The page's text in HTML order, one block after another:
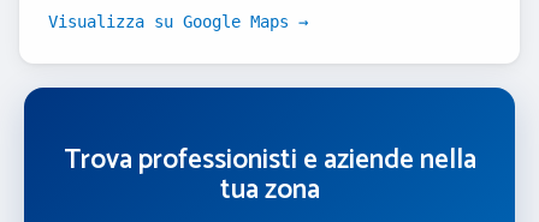
Visualizza su Google Maps →
Trova professionisti e aziende nella
tua zona